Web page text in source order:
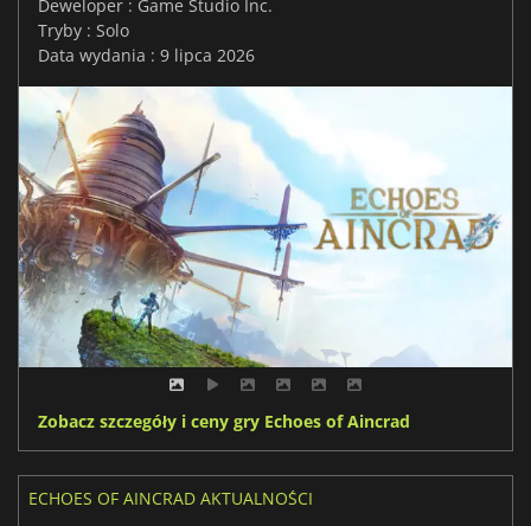
Deweloper : Game Studio Inc.
Tryby : Solo
Data wydania : 9 lipca 2026
Zobacz szczegóły i ceny gry Echoes of Aincrad
ECHOES OF AINCRAD AKTUALNOŚCI